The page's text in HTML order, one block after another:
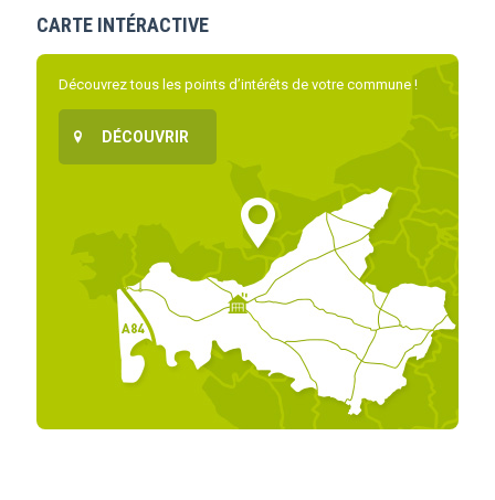
CARTE INTÉRACTIVE
Découvrez tous les points d’intérêts de votre commune !
DÉCOUVRIR